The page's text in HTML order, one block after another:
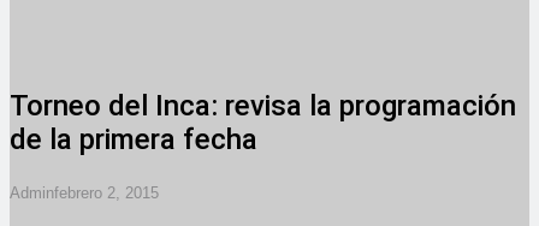
Torneo del Inca: revisa la programación
de la primera fecha
AdminFebrero 2, 2015